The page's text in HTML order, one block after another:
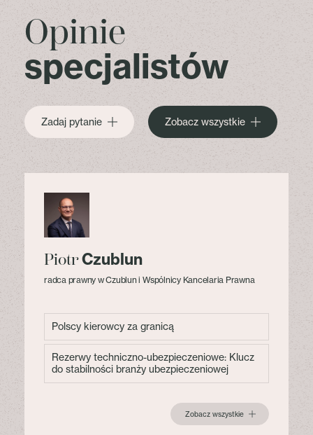
Opinie
specjalistów
Zadaj pytanie Zobacz wszystkie
PiotrCzublun
radca prawny w Czublun i Wspólnicy Kancelaria Prawna
Polscy kierowcy za granicą
Rezerwy techniczno-ubezpieczeniowe: Klucz
do stabilności branży ubezpieczeniowej
Zobacz wszystkie